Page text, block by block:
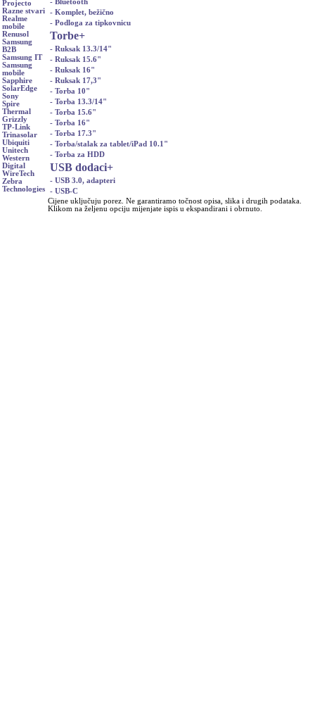
Projecto
Razne stvari
Realme
mobile
Renusol
Samsung
B2B
Samsung IT
Samsung
mobile
Sapphire
SolarEdge
Sony
Spire
Thermal
Grizzly
TP-Link
Trinasolar
Ubiquiti
Unitech
Western
Digital
WireTech
Zebra
Technologies
- Komplet, bežično
- Podloga za tipkovnicu
Torbe+
- Ruksak 13.3/14"
- Ruksak 15.6"
- Ruksak 16"
- Ruksak 17,3"
- Torba 10"
- Torba 13.3/14"
- Torba 15.6"
- Torba 16"
- Torba 17.3"
- Torba/stalak za tablet/iPad 10.1"
- Torba za HDD
USB dodaci+
- USB 3.0, adapteri
- USB-C
Cijene uključuju porez. Ne garantiramo točnost opisa, slika i drugih podataka.
Klikom na željenu opciju mijenjate ispis u ekspandirani i obrnuto.